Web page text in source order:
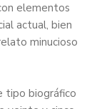
elementos
actual, bien
minucioso
tipo biográfico